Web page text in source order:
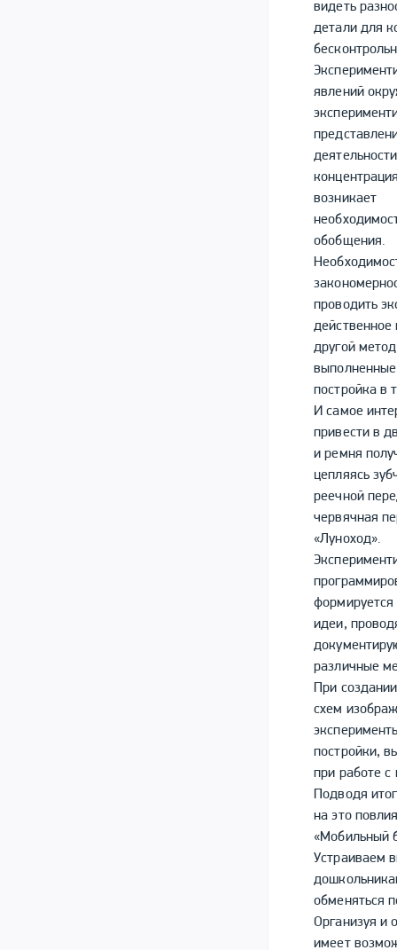
видеть
детали для
явлений
возникает
обобщения.
проводить
другой
постройка в
И самое
привести в
и ремня
цепляясь
реечной
червячная
«Луноход».
идеи,
различные
При
схем
постройки,
при работе с
Подводя
на это
«Мобильный
Устраиваем
обменяться
Организуя и
имеет